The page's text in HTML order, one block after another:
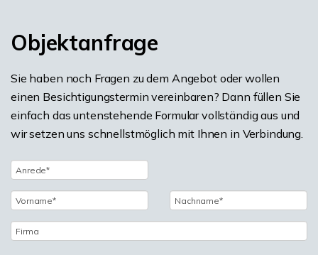
Objektanfrage
Sie haben noch Fragen zu dem Angebot oder wollen
einen Besichtigungstermin vereinbaren? Dann füllen Sie
einfach das untenstehende Formular vollständig aus und
wir setzen uns schnellstmöglich mit Ihnen in Verbindung.